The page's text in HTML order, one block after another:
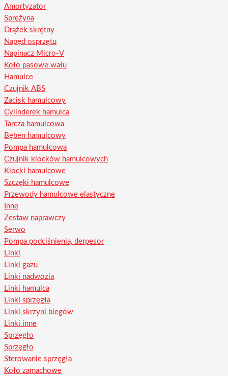
Amortyzator
Sprężyna
Drążek skrętny
Napęd osprzętu
Napinacz Micro-V
Koło pasowe wału
Hamulce
Czujnik ABS
Zacisk hamulcowy
Cylinderek hamulca
Tarcza hamulcowa
Bęben hamulcowy
Pompa hamulcowa
Czujnik klocków hamulcowych
Klocki hamulcowe
Szczęki hamulcowe
Przewody hamulcowe elastyczne
Inne
Zestaw naprawczy
Serwo
Pompa podciśnienia, derpesor
Linki
Linki gazu
Linki nadwozia
Linki hamulca
Linki sprzęgła
Linki skrzyni biegów
Linki inne
Sprzęgło
Sprzęgło
Sterowanie sprzęgła
Koło zamachowe